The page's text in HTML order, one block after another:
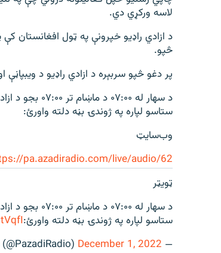
لاسه ورکړي دي.
څپو.
پر دغو څپو سربېره د ازادي راډیو د
د سهار له
ستاسو لپاره په ژوندۍ بڼه دلته واورئ:
وب‌سایټ
pa.azadiradio.com/live/audio/62
ټویټر
د سهار له
ستاسو لپاره په ژوندۍ بڼه دلته واورئ:
— Azadi Radio (@PazadiRadio)
December 1, 2022